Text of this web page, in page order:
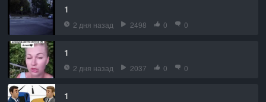
1
2 дня назад 2498 0 0
1
2 дня назад 2037 0 0
1